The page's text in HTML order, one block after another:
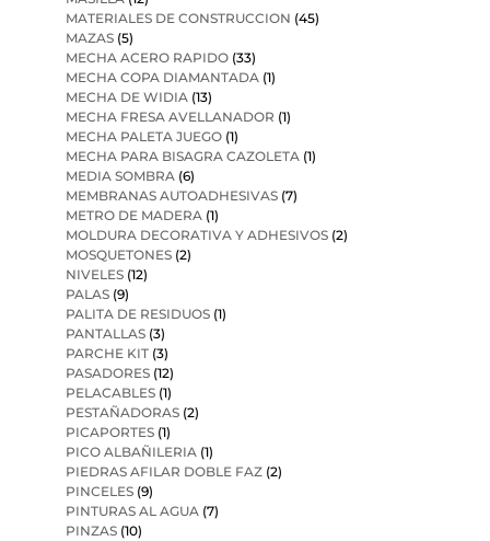
MATERIALES DE CONSTRUCCION (45)
MAZAS (5)
MECHA ACERO RAPIDO (33)
MECHA COPA DIAMANTADA (1)
MECHA DE WIDIA (13)
MECHA FRESA AVELLANADOR (1)
MECHA PALETA JUEGO (1)
MECHA PARA BISAGRA CAZOLETA (1)
MEDIA SOMBRA (6)
MEMBRANAS AUTOADHESIVAS (7)
METRO DE MADERA (1)
MOLDURA DECORATIVA Y ADHESIVOS (2)
MOSQUETONES (2)
NIVELES (12)
PALAS (9)
PALITA DE RESIDUOS (1)
PANTALLAS (3)
PARCHE KIT (3)
PASADORES (12)
PELACABLES (1)
PESTAÑADORAS (2)
PICAPORTES (1)
PICO ALBAÑILERIA (1)
PIEDRAS AFILAR DOBLE FAZ (2)
PINCELES (9)
PINTURAS AL AGUA (7)
PINZAS (10)